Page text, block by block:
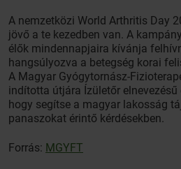
A nemzetközi World Arthritis Day
jövő a te kezedben van. A
élők mindennapjaira kívánja
hangsúlyozva a betegség korai
A Magyar Gyógytornász-
indította útjára Ízületőr
hogy segítse a magyar lakosság
panaszokat érintő kérdésekben.
Forrás: MGYFT